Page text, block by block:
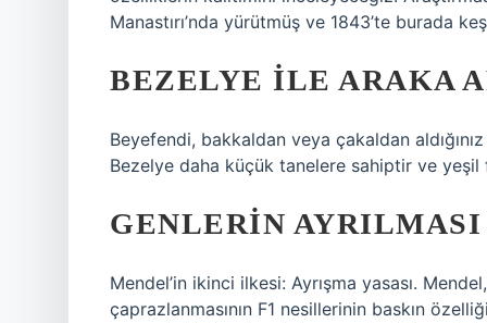
Manastırı’nda yürütmüş ve 1843’te burada
BEZELYE ILE ARAKA
Beyefendi, bakkaldan veya çakaldan
Bezelye daha küçük tanelere sahiptir ve
GENLERIN AYRILMASI
Mendel’in ikinci ilkesi: Ayrışma yasası.
çaprazlanmasının F1 nesillerinin baskın